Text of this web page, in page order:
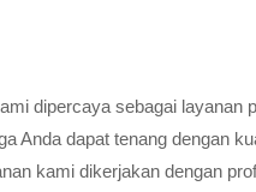
dipercaya sebagai layanan
Anda dapat tenang dengan
kami dikerjakan dengan